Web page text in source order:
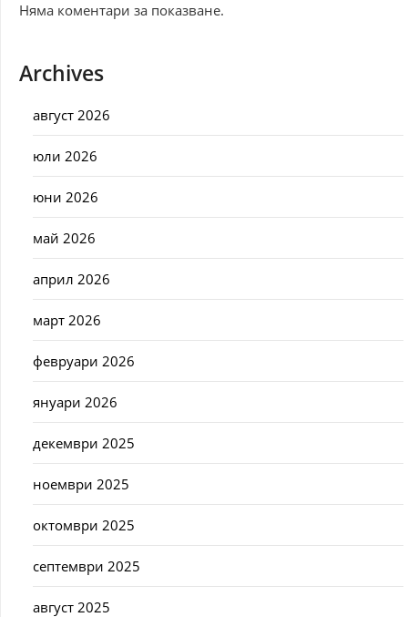
Няма коментари за показване.
Archives
август 2026
юли 2026
юни 2026
май 2026
април 2026
март 2026
февруари 2026
януари 2026
декември 2025
ноември 2025
октомври 2025
септември 2025
август 2025